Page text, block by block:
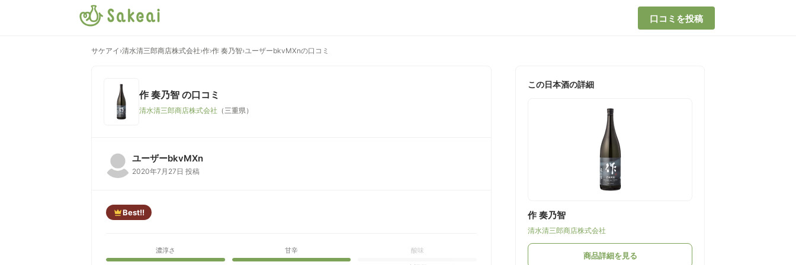
口コミを投稿
サケアイ ›清水清三郎商店株式会社›作›作 奏乃智›ユーザーbkvMXnの口コミ
作 奏乃智 の口コミ
清水清三郎商店株式会社 （三重県）
ユーザーbkvMXn
2020年7月27日 投稿
Best!!
濃淳さ 甘辛 酸味
この日本酒の詳細
作 奏乃智
清水清三郎商店株式会社
商品詳細を見る